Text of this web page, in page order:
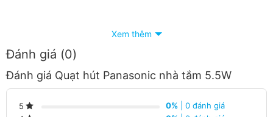
Nhận báo giá tốt nhất.
Hàng luôn có sẵn tại trong kho liên hệ ngay số
Hotline:090 682 4506tư vấn báo giá chi tiết
từng loại sản phẩm và công xuất
Xem thêm
Đánh giá (0)
Đánh giá Quạt hút Panasonic nhà tắm 5.5W
5 0% | 0 đánh giá